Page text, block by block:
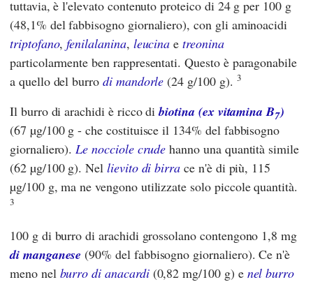
tuttavia, è l'elevato contenuto proteico di 24 g per 100 g
(48,1% del fabbisogno giornaliero), con gli aminoacidi
triptofano,fenilalanina, leucina etreonina
particolarmente ben rappresentati. Questo è paragonabile
a quello del burro di mandorle (24 g/100 g). 3
Il burro di arachidi è ricco dibiotina (ex vitamina B7)
(67 µg/100 g - che costituisce il 134% del fabbisogno
giornaliero).Le nocciole crude hanno una quantità simile
(62 µg/100 g). Nel lievito di birra ce n'è di più, 115
µg/100 g, ma ne vengono utilizzate solo piccole quantità.
3
100 g di burro di arachidi grossolano contengono 1,8 mg
di manganese (90% del fabbisogno giornaliero). Ce n'è
meno nel burro di anacardi(0,82 mg/100 g) e nel burro